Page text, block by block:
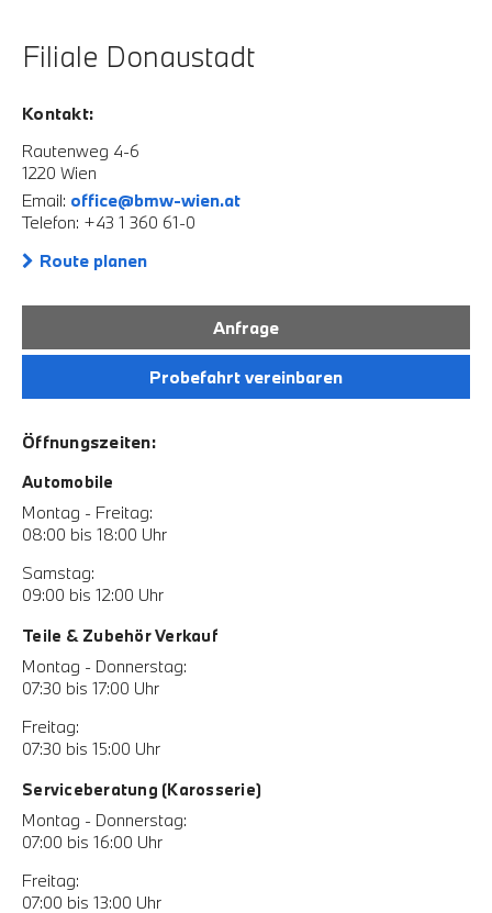
Filiale Donaustadt
Kontakt:
Rautenweg 4-6
1220 Wien
Email: office@bmw-wien.at
Telefon: +43 1 360 61-0
Route planen
Anfrage
Probefahrt vereinbaren
Öffnungszeiten:
Automobile
Montag - Freitag:
08:00 bis 18:00 Uhr
Samstag:
09:00 bis 12:00 Uhr
Teile & Zubehör Verkauf
Montag - Donnerstag:
07:30 bis 17:00 Uhr
Freitag:
07:30 bis 15:00 Uhr
Serviceberatung (Karosserie)
Montag - Donnerstag:
07:00 bis 16:00 Uhr
Freitag:
07:00 bis 13:00 Uhr